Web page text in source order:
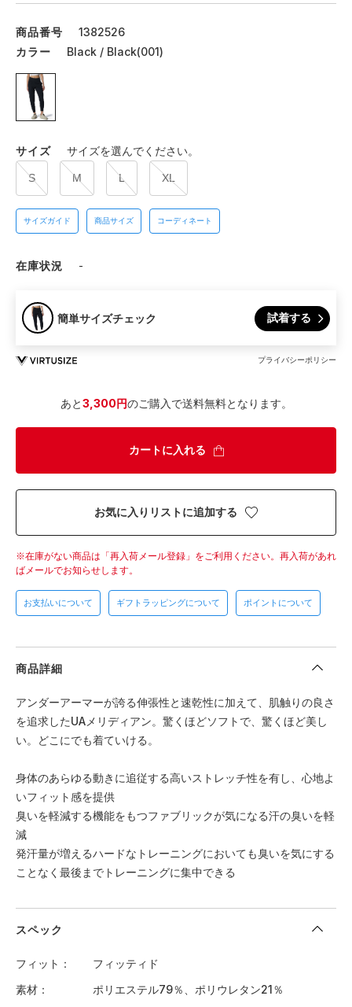
商品番号
1382526
カラー
Black / Black(001)
サイズ サイズを選んでください。
S M L XL
サイズガイド 商品サイズ コーディネート
在庫状況 -
簡単サイズチェック 試着する
プライバシーポリシー
あと3,300円のご購入で送料無料となります。
カートに入れる
お気に入りリストに追加する
在庫がない商品は「再入荷メール登録」をご利用ください。 再入荷があれ
ばメールでお知らせします。
お支払いについて ギフトラッピングについて ポイントについて
商品詳細
アンダーアーマーが誇る伸張性と速乾性に加えて、肌触りの良さ
を追求したUAメリディアン。驚くほどソフトで、驚くほど美し
い。どこにでも着ていける。
身体のあらゆる動きに追従する高いストレッチ性を有し、心地よ
いフィット感を提供
臭いを軽減する機能をもつファブリックが気になる汗の臭いを軽
減
発汗量が増えるハードなトレーニングにおいても臭いを気にする
ことなく最後までトレーニングに集中できる
スペック
フィット
フィッティド
素材
ポリエステル79％、ポリウレタン21％